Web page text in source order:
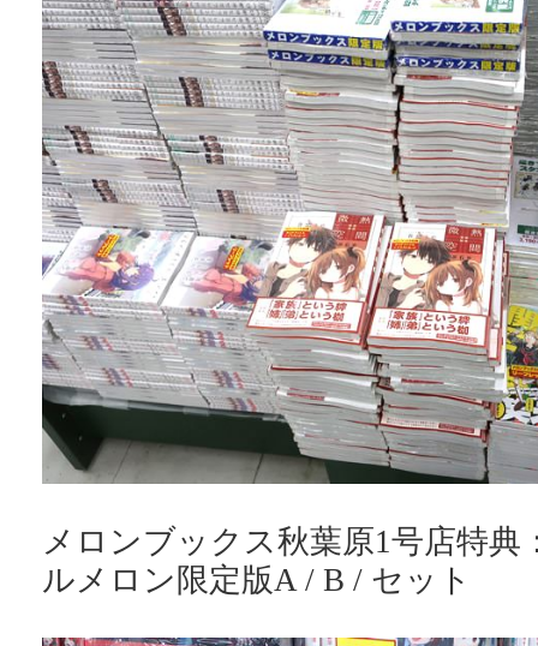
メロンブックス秋葉原1号店特典
ルメロン限定版A / B / セット